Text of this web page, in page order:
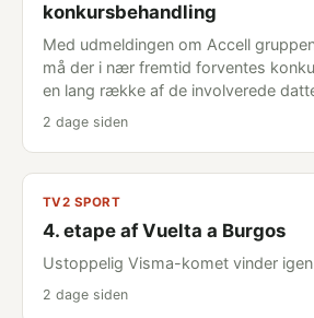
konkursbehandling
Med udmeldingen om Accell
må der i nær fremtid forventes
en lang række af de involverede
2 dage siden
TV2 SPORT
4. etape af Vuelta a Burgos
Ustoppelig Visma-komet vinder igen
2 dage siden